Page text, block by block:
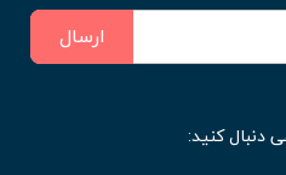
ارسال
دنبال کنید: